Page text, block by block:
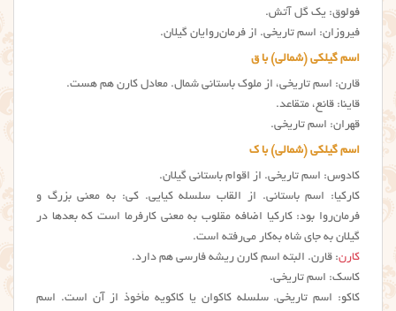
فولوق: یک گل آتش.
فیروزان: اسم تاریخی. از فرمان‌روایان گیلان.
اسم گیلکی (شمالی) با ق
قارن: اسم تاریخی، از ملوک باستانی شمال. معادل کارن هم هست.
قاینا: قانع، متقاعد.
قهران: اسم تاریخی.
اسم گیلکی (شمالی) با ک
کادوس: اسم تاریخی. از اقوام باستانی گیلان.
کارکیا: اسم باستانی. از القاب سلسله کیایی. کی: به معنی بزرگ و
فرمان‌روا بود: کارکیا اضافه مقلوب به معنی کارفرما است که بعدها در
گیلان به جای شاه به‌کار می‌رفته است.
کارن: قارن. البته اسم کارن ریشه فارسی هم دارد.
کاسک: اسم تاریخی.
کاکو: اسم تاریخی. سلسله کاکوان یا کاکویه مأخوذ از آن است. اسم